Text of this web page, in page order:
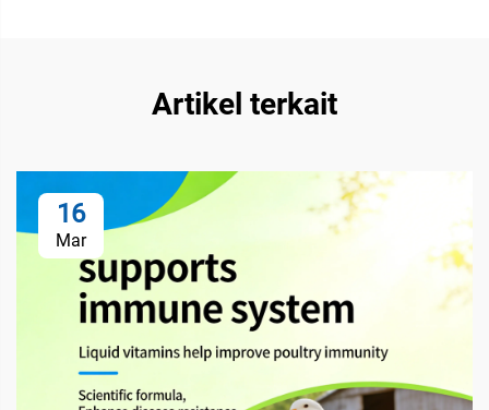
Artikel terkait
16
Mar